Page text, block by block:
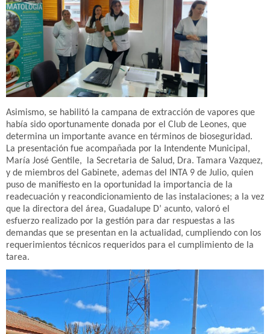
Asimismo, se habilitó la campana de extracción de vapores que
había sido oportunamente donada por el Club de Leones, que
determina un importante avance en términos de bioseguridad.
La presentación fue acompañada por la Intendente Municipal,
María José Gentile, la Secretaria de Salud, Dra. Tamara Vazquez,
y de miembros del Gabinete, ademas del INTA 9 de Julio, quien
puso de manifiesto en la oportunidad la importancia de la
readecuación y reacondicionamiento de las instalaciones; a la vez
que la directora del área, Guadalupe D’ acunto, valoró el
esfuerzo realizado por la gestión para dar respuestas a las
demandas que se presentan en la actualidad, cumpliendo con los
requerimientos técnicos requeridos para el cumplimiento de la
tarea.